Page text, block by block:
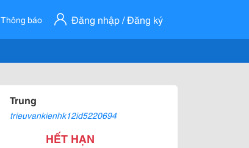
Thông báo Đăng nhập / Đăng ký
Trung
trieuvankienhk12id5220694
HẾT HẠN